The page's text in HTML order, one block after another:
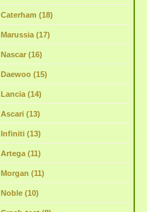
Caterham (18)
Marussia (17)
Nascar (16)
Daewoo (15)
Lancia (14)
Ascari (13)
Infiniti (13)
Artega (11)
Morgan (11)
Noble (10)